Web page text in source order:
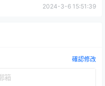
人偶 再現散發邪魅氣息的戰鬥
2024-3-6 15:51:39
確認修改